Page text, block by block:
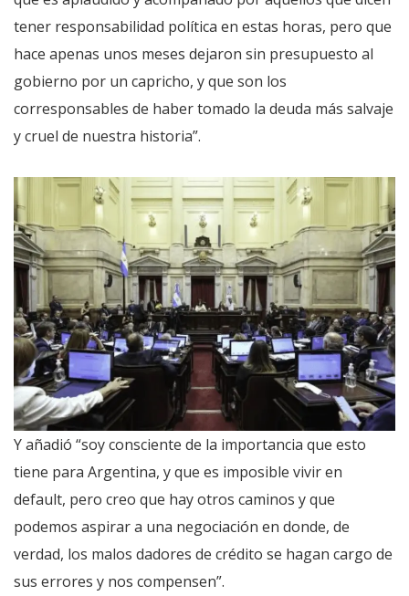
tener responsabilidad política en estas horas, pero que
hace apenas unos meses dejaron sin presupuesto al
gobierno por un capricho, y que son los
corresponsables de haber tomado la deuda más salvaje
y cruel de nuestra historia”.
Y añadió “soy consciente de la importancia que esto
tiene para Argentina, y que es imposible vivir en
default, pero creo que hay otros caminos y que
podemos aspirar a una negociación en donde, de
verdad, los malos dadores de crédito se hagan cargo de
sus errores y nos compensen”.